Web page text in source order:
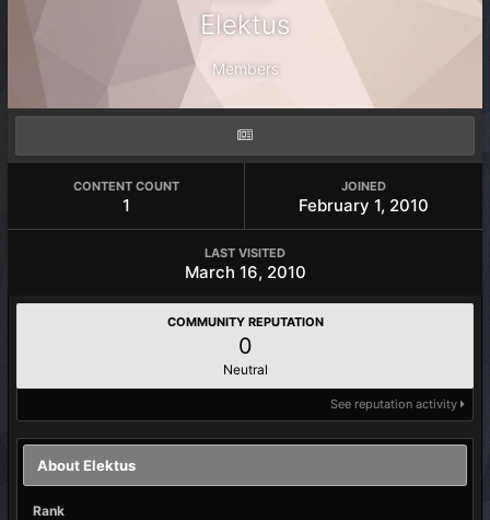
Elektus
Members
CONTENT COUNT
1
JOINED
February 1, 2010
LAST VISITED
March 16, 2010
COMMUNITY REPUTATION
0
Neutral
See reputation activity
About Elektus
Rank